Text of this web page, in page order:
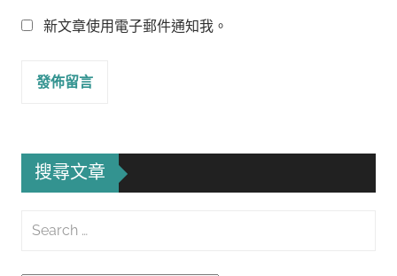
新文章使用電子郵件通知我。
搜尋文章
Search